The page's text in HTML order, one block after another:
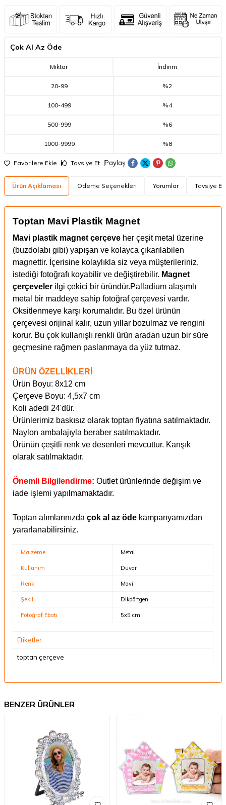
Çok Al Az Öde
Miktar İndirim
20-99 %2
100-499 %4
500-999 %6
1000-9999 %8
Favorilere Ekle Tavsiye Et Paylaş
Ürün Açıklaması Ödeme Seçenekleri Yorumlar Tavsiye Et
Toptan Mavi Plastik Magnet
Mavi plastik magnet çerçeve her çeşit metal üzerine
(buzdolabı gibi) yapışan ve kolayca çıkarılabilen
magnettir. İçerisine kolaylıkla siz veya müşterileriniz,
istediği fotoğrafı koyabilir ve değiştirebilir. Magnet
çerçeveler ilgi çekici bir üründür.Palladium alaşımlı
metal bir maddeye sahip fotoğraf çerçevesi vardır.
Oksitlenmeye karşı korumalıdır. Bu özel ürünün
çerçevesi orijinal kalır, uzun yıllar bozulmaz ve rengini
korur. Bu çok kullanışlı renkli ürün aradan uzun bir süre
geçmesine rağmen paslanmaya da yüz tutmaz.
ÜRÜN ÖZELLİKLERİ
Ürün Boyu: 8x12 cm
Çerçeve Boyu: 4,5x7 cm
Koli adedi 24'dür.
Ürünlerimiz baskısız olarak toptan fiyatına satılmaktadır.
Naylon ambalajıyla beraber satılmaktadır.
Ürünün çeşitli renk ve desenleri mevcuttur. Karışık
olarak satılmaktadır.
Önemli Bilgilendirme: Outlet ürünlerinde değişim ve
iade işlemi yapılmamaktadır.
Toptan alımlarınızda çok al az öde kampanyamızdan
yararlanabilirsiniz.
Malzeme Metal
Kullanım Duvar
Renk Mavi
Şekil Dikdörtgen
Fotoğraf Ebatı 5x5 cm
Etiketler
toptan çerçeve
BENZER ÜRÜNLER